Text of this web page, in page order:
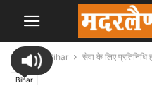
Home Bihar सेवा के लिए प्रतिनिधि
Bihar